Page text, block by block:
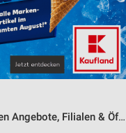
Filialen & Öffnungszeiten